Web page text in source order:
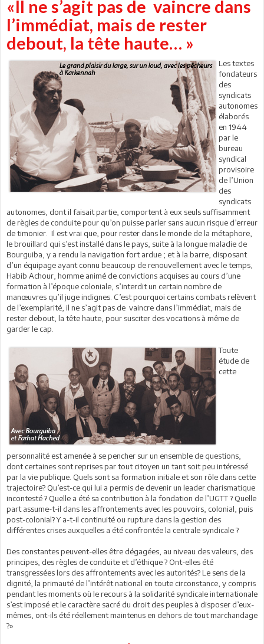
«Il ne s’agit pas de vaincre dans
l’immédiat, mais de rester
debout, la tête haute… »
Les textes
fondateurs
des
syndicats
autonomes
élaborés
en 1944
par le
bureau
syndical
provisoire
de l’Union
des
syndicats
autonomes, dont il faisait partie, comportent à eux seuls suffisamment
de règles de conduite pour qu’on puisse parler sans aucun risque d’erreur
de timonier. Il est vrai que, pour rester dans le monde de la métaphore,
le brouillard qui s’est installé dans le pays, suite à la longue maladie de
Bourguiba, y a rendu la navigation fort ardue ; et à la barre, disposant
d’un équipage ayant connu beaucoup de renouvellement avec le temps,
Habib Achour, homme animé de convictions acquises au cours d’une
formation à l’époque coloniale, s’interdit un certain nombre de
manœuvres qu’il juge indignes. C’est pourquoi certains combats relèvent
de l’exemplarité, il ne s’agit pas de vaincre dans l’immédiat, mais de
rester debout, la tête haute, pour susciter des vocations à même de
garder le cap.
Toute
étude de
cette
personnalité est amenée à se pencher sur un ensemble de questions,
dont certaines sont reprises par tout citoyen un tant soit peu intéressé
par la vie publique. Quels sont sa formation initiale et son rôle dans cette
trajectoire? Qu’est-ce qui lui a permis de devenir un leader charismatique
incontesté ? Quelle a été sa contribution à la fondation de l’UGTT ? Quelle
part assume-t-il dans les affrontements avec les pouvoirs, colonial, puis
post-colonial? Y a-t-il continuité ou rupture dans la gestion des
différentes crises auxquelles a été confrontée la centrale syndicale ?
Des constantes peuvent-elles être dégagées, au niveau des valeurs, des
principes, des règles de conduite et d’éthique ? Ont-elles été
transgressées lors des affrontements avec les autorités? Le sens de la
dignité, la primauté de l’intérêt national en toute circonstance, y compris
pendant les moments où le recours à la solidarité syndicale internationale
s’est imposé et le caractère sacré du droit des peuples à disposer d’eux-
mêmes, ont-ils été réellement maintenus en dehors de tout marchandage
?»